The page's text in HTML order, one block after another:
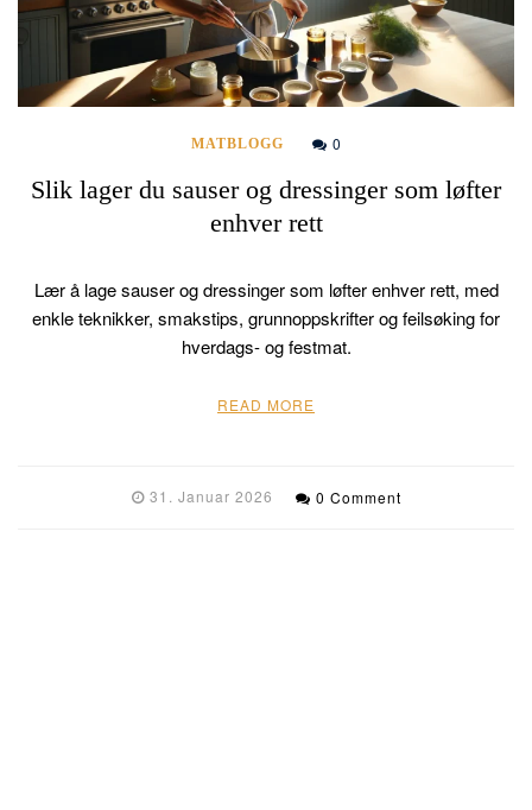
MATBLOGG 0
Slik lager du sauser og dressinger som løfter
enhver rett
Lær å lage sauser og dressinger som løfter enhver rett, med
enkle teknikker, smakstips, grunnoppskrifter og feilsøking for
hverdags- og festmat.
READ MORE
31. Januar 2026 0 Comment